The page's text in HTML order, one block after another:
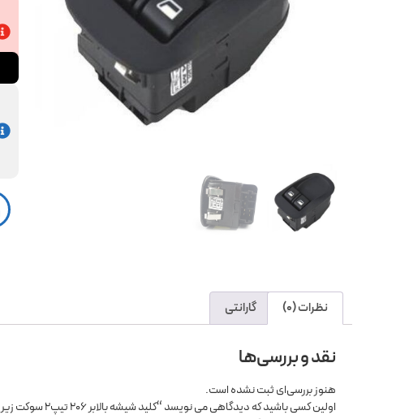
نظرات (0) گارانتی
نقد و بررسی‌ها
هنوز بررسی‌ای ثبت نشده است.
اولین کسی باشید که دیدگاهی می نویسد “کلید شیشه بالابر 206 تیپ2 سوکت زیر ایمن تک”